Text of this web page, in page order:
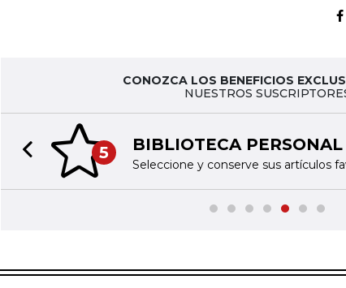
CONOZCA LOS BENEFICIOS
NUESTROS
5 BIBLIOTECA PERSONAL
Seleccione y conserve sus artículos
Previous slide